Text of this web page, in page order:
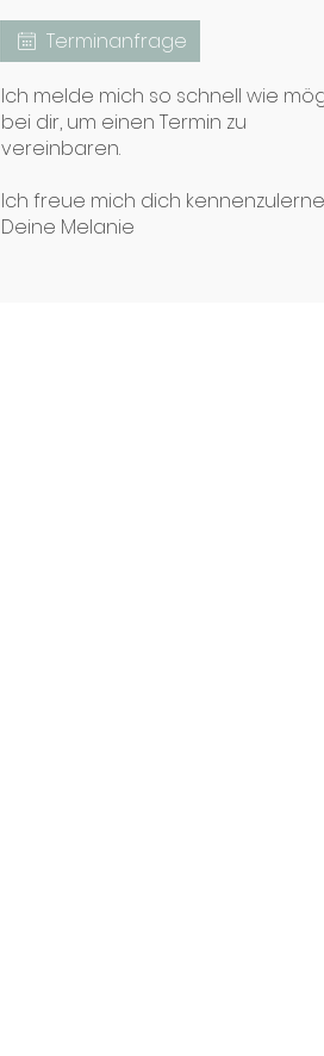
Terminanfrage
Ich melde mich so schnell wie
bei dir, um einen Termin zu
vereinbaren.
Ich freue mich dich
Deine Melanie